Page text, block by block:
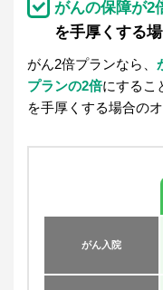
がんの保障が2
を手厚くする
がん2倍プランなら、
プランの2倍にするこ
を手厚くする場合の
がん入院